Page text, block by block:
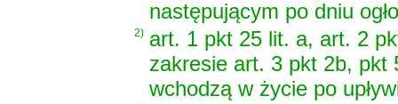
następującym po dniu
2) art. 1 pkt 25 lit. a, art. 2
zakresie art. 3 pkt 2b, pkt
wchodzą w życie po